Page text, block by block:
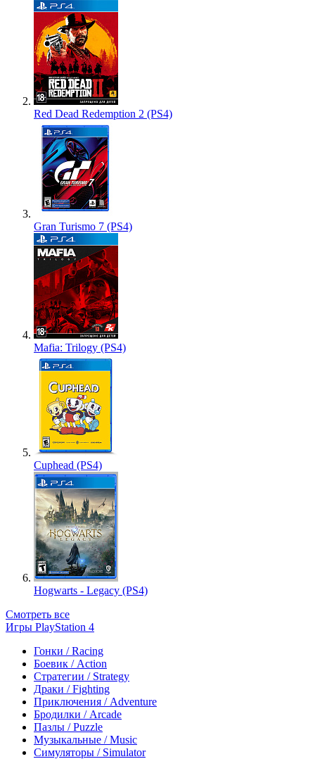
Red Dead Redemption 2 (PS4)
Gran Turismo 7 (PS4)
Mafia: Trilogy (PS4)
Cuphead (PS4)
Hogwarts - Legacy (PS4)
Смотреть все
Игры PlayStation 4
Гонки / Racing
Боевик / Action
Стратегии / Strategy
Драки / Fighting
Приключения / Adventure
Бродилки / Arcade
Пазлы / Puzzle
Музыкальные / Music
Симуляторы / Simulator